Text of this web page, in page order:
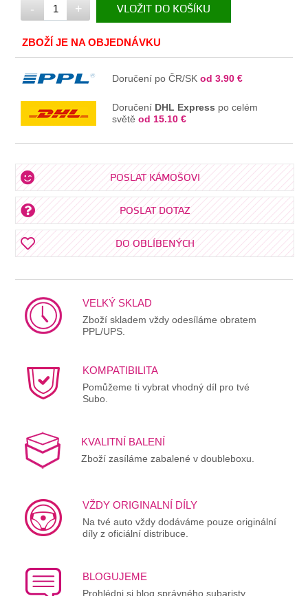
- + VLOŽIT DO KOŠÍKU
V KOŠÍKU
ZBOŽÍ JE NA OBJEDNÁVKU
Doručení po ČR/SKod 3.90 €
Doručení DHL Express po celém
světěod 15.10 €
POSLAT KÁMOŠOVI
POSLAT DOTAZ
DO OBLÍBENÝCH
VELKÝ SKLAD
Zboží skladem vždy odesíláme obratem
PPL/UPS.
KOMPATIBILITA
Pomůžeme ti vybrat vhodný díl pro tvé
Subo.
KVALITNÍ BALENÍ
Zboží zasíláme zabalené v doubleboxu.
VŽDY ORIGINALNÍ DÍLY
Na tvé auto vždy dodáváme pouze originální
díly z oficiální distribuce.
BLOGUJEME
Prohlédni si blog správného subaristy.